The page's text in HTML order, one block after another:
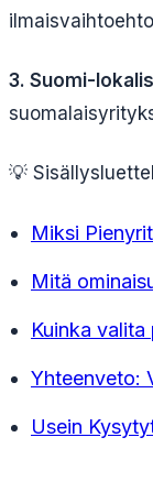
3. Suomi-
💡
Miksi
Mitä
Kuinka
Yhteenveto:
Usein